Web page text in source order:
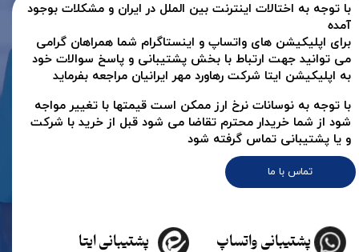
تماس با ما
با توجه به اختالات اینترنت بین الملل در ایران و مشکلات بوجود
آمده
برای اپلیکیشن های واتساپ و اینستاگرام شما همراهان گرامی
می توانید جهت ارتباط با بخش پشتیبانی و پاسخ سوالات خود
به اپلیکیشن ایتا شرکت رهاورد مهر ایرانیان مراجعه بفرماید
پشتیبانی ایتا پشتیبانی واتساپ
با توجه به نوسانات نرخ ارز ممکن است قیمتها با تغییر مواجه
شود از شما خریدار محترم تقاضا می شود قبل از خرید با شرکت
و یا پشتیبانی تماس گرفته شود